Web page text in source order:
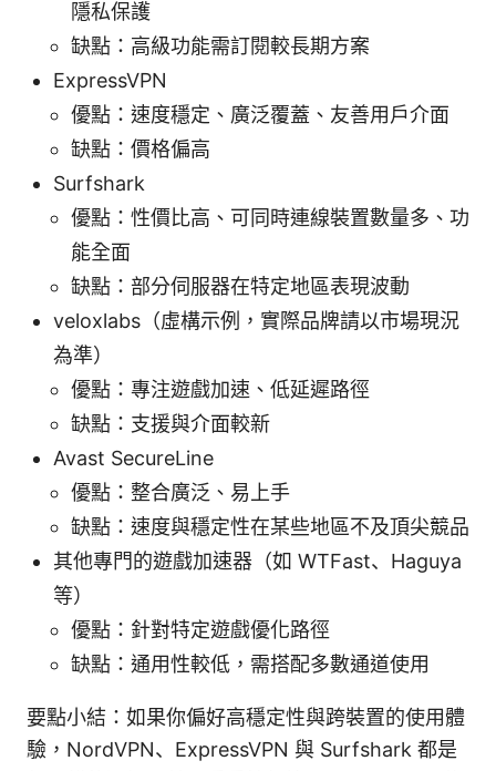
隱私保護
缺點：高級功能需訂閱較長期方案
ExpressVPN
優點：速度穩定、廣泛覆蓋、友善用戶介面
缺點：價格偏高
Surfshark
優點：性價比高、可同時連線裝置數量多、功
能全面
缺點：部分伺服器在特定地區表現波動
veloxlabs（虛構示例，實際品牌請以市場現況
為準）
優點：專注遊戲加速、低延遲路徑
缺點：支援與介面較新
Avast SecureLine
優點：整合廣泛、易上手
缺點：速度與穩定性在某些地區不及頂尖競品
其他專門的遊戲加速器（如 WTFast、Haguya
等）
優點：針對特定遊戲優化路徑
缺點：通用性較低，需搭配多數通道使用
要點小結：如果你偏好高穩定性與跨裝置的使用體
驗，NordVPN、ExpressVPN 與 Surfshark 都是